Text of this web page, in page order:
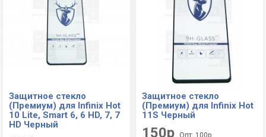
Защитное стекло
(Премиум) для Infinix Hot
10 Lite, Smart 6, 6 HD, 7, 7
HD Черный
Защитное стекло
(Премиум) для Infinix Hot
11S Черный
150р Опт: 100р